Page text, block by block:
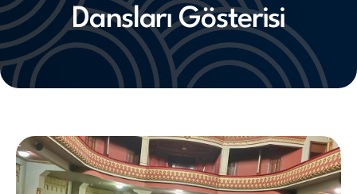
Dansları Gösterisi